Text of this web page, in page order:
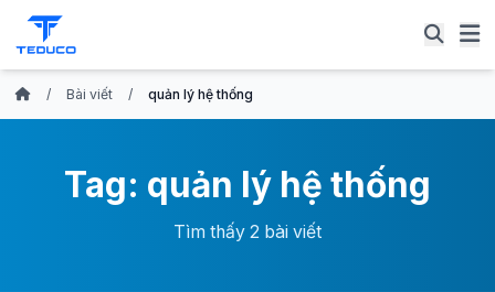
/ Bài viết / quản lý hệ thống
Tag: quản lý hệ thống
Tìm thấy 2 bài viết